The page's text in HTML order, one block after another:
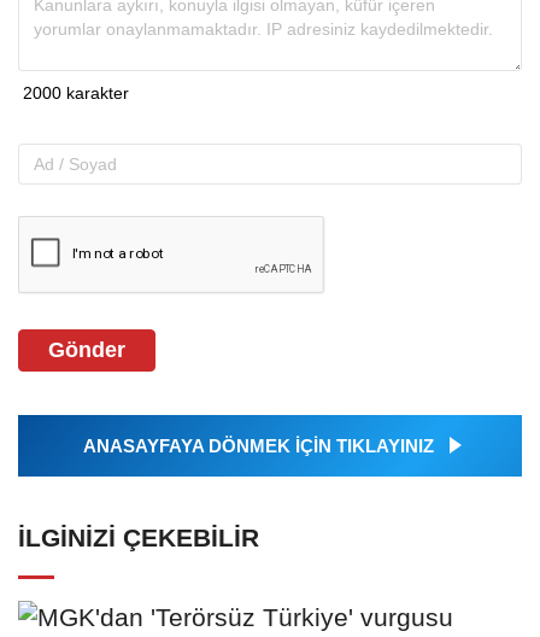
Gönder
ANASAYFAYA DÖNMEK İÇİN TIKLAYINIZ
İLGINIZI ÇEKEBILIR